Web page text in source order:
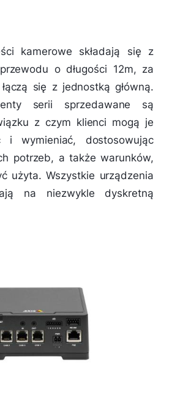
kamerowe składają się z
o długości 12m, za
się z jednostką główną.
serii sprzedawane są
z czym klienci mogą je
i wymieniać, dostosowując
potrzeb, a także warunków,
użyta. Wszystkie urządzenia
na niezwykle dyskretną